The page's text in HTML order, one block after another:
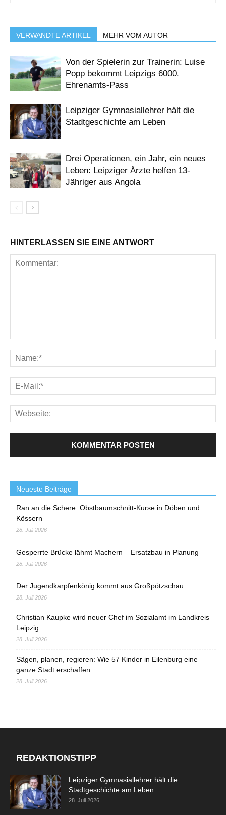
VERWANDTE ARTIKEL MEHR VOM AUTOR
Von der Spielerin zur Trainerin: Luise
Popp bekommt Leipzigs 6000.
Ehrenamts-Pass
Leipziger Gymnasiallehrer hält die
Stadtgeschichte am Leben
Drei Operationen, ein Jahr, ein neues
Leben: Leipziger Ärzte helfen 13-
Jähriger aus Angola
HINTERLASSEN SIE EINE ANTWORT
Neueste Beiträge
Ran an die Schere: Obstbaumschnitt-Kurse in Döben und
Kössern
28. Juli 2026
Gesperrte Brücke lähmt Machern – Ersatzbau in Planung
28. Juli 2026
Der Jugendkarpfenkönig kommt aus Großpötzschau
28. Juli 2026
Christian Kaupke wird neuer Chef im Sozialamt im Landkreis
Leipzig
28. Juli 2026
Sägen, planen, regieren: Wie 57 Kinder in Eilenburg eine
ganze Stadt erschaffen
28. Juli 2026
REDAKTIONSTIPP
Leipziger Gymnasiallehrer hält die
Stadtgeschichte am Leben
28. Juli 2026